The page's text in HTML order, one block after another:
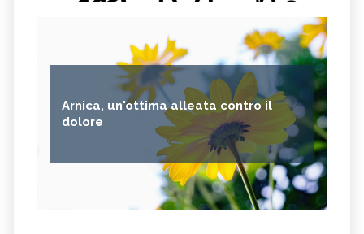
Arnica, un'ottima alleata contro il
dolore